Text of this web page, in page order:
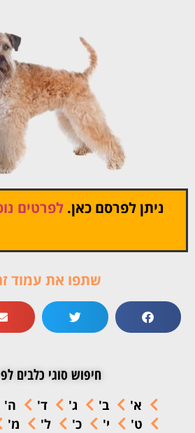
ניתן לפרסם כאן. לפרטים
שתפו את עמוד
חיפוש סוגי כלבים
א' ב' ג' ד' ה'
ט'
י' כ' ל' מ'